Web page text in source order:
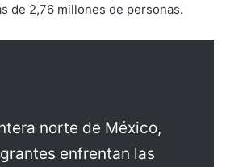
de 2,76 millones de personas.
norte de México,
enfrentan las